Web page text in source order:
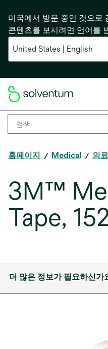
미국에서 방문 중인 것으로
콘텐츠를 보시려면 언어를
홈페이지 Medical 의
3M™
Tape,
더 많은 정보가 필요하신가